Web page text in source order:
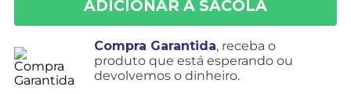
Compra Garantida, receba o
produto que está esperando ou
devolvemos o dinheiro.